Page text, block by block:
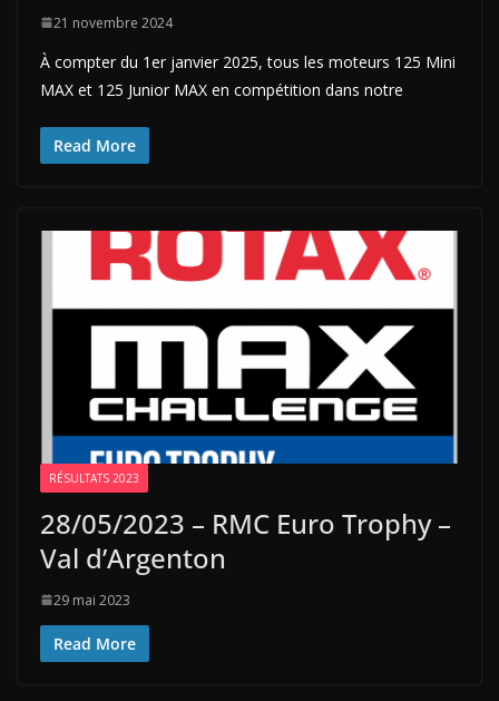
21 novembre 2024
À compter du 1er janvier 2025, tous les moteurs 125 Mini
MAX et 125 Junior MAX en compétition dans notre
Read More
RÉSULTATS 2023
28/05/2023 – RMC Euro Trophy –
Val d’Argenton
29 mai 2023
Read More